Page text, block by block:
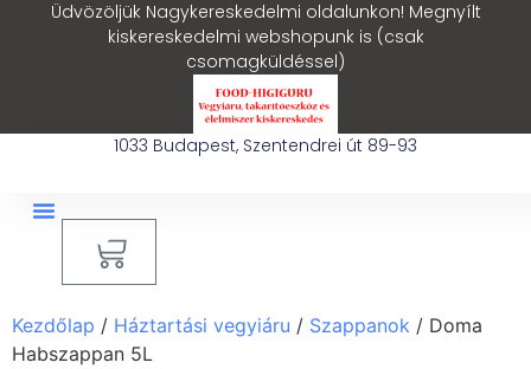
Üdvözöljük Nagykereskedelmi oldalunkon! Megnyílt
kiskereskedelmi webshopunk is (csak
csomagküldéssel)
1033 Budapest, Szentendrei út 89-93
Kezdőlap / Háztartási vegyiáru / Szappanok / Doma
Habszappan 5L